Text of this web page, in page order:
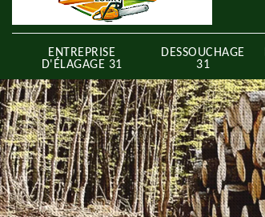
ENTREPRISE
D'ÉLAGAGE 31
DESSOUCHAGE
31